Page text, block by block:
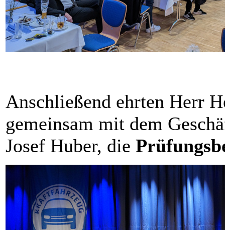
Anschließend ehrten Herr
gemeinsam mit dem
Josef Huber, die